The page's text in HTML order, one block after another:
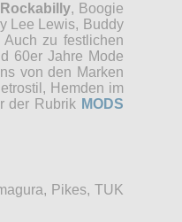
Rockabilly, Boogie
Lee Lewis, Buddy
zu festlichen
60er Jahre Mode
von den Marken
Hemden im
der Rubrik MODS
Pikes, TUK